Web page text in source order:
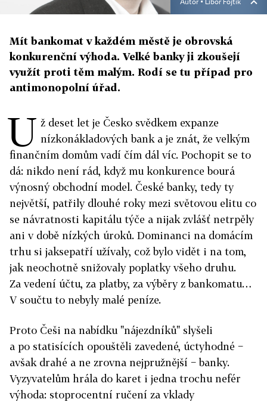
Autor ▪ Libor Fojtík
Mít bankomat v každém městě je obrovská
konkurenční výhoda. Velké banky ji zkoušejí
využít proti těm malým. Rodí se tu případ pro
antimonopolní úřad.
U ž deset let je Česko svědkem expanze
nízkonákladových bank a je znát, že velkým
finančním domům vadí čím dál víc. Pochopit se to
dá: nikdo není rád, když mu konkurence bourá
výnosný obchodní model. České banky, tedy ty
největší, patřily dlouhé roky mezi světovou elitu co
se návratnosti kapitálu týče a nijak zvlášť netrpěly
ani v době nízkých úroků. Dominanci na domácím
trhu si jaksepatří užívaly, což bylo vidět i na tom,
jak neochotně snižovaly poplatky všeho druhu.
Za vedení účtu, za platby, za výběry z bankomatu…
V součtu to nebyly malé peníze.
Proto Češi na nabídku "nájezdníků" slyšeli
a po statisících opouštěli zavedené, úctyhodné −
avšak drahé a ne zrovna nejpružnější − banky.
Vyzyvatelům hrála do karet i jedna trochu nefér
výhoda: stoprocentní ručení za vklady